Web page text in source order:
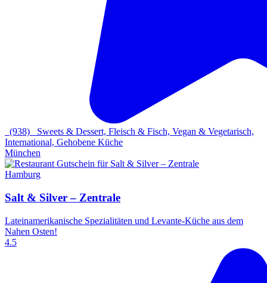
(938) Sweets & Dessert, Fleisch & Fisch, Vegan & Vegetarisch,
International, Gehobene Küche
München
Hamburg
Salt & Silver – Zentrale
Lateinamerikanische Spezialitäten und Levante-Küche aus dem
Nahen Osten!
4.5